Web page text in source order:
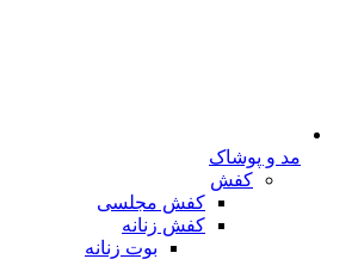
مد و پوشاک
کفش
کفش مجلسی
کفش زنانه
بوت زنانه